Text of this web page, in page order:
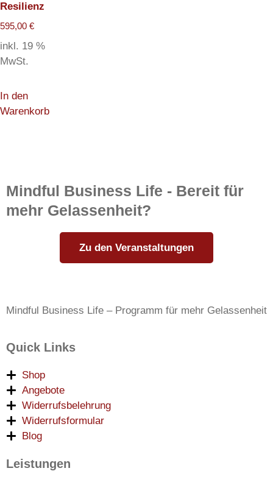
Resilienz
595,00 €
inkl. 19 %
MwSt.
In den
Warenkorb
Mindful Business Life - Bereit für
mehr Gelassenheit?
Zu den Veranstaltungen
Mindful Business Life – Programm für mehr Gelassenheit
Quick Links
Shop
Angebote
Widerrufsbelehrung
Widerrufsformular
Blog
Leistungen